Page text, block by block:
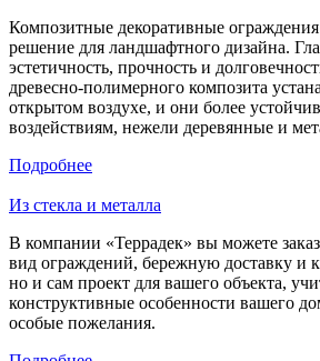
Композитные декоративные
решение для ландшафтного дизайна.
эстетичность, прочность и
древесно-полимерного композита
открытом воздухе, и они более
воздействиям, нежели деревянные и
Подробнее
Из стекла и металла
В компании «Террадек» вы можете
вид ограждений, бережную доставку и
но и сам проект для вашего объекта,
конструктивные особенности вашего
особые пожелания.